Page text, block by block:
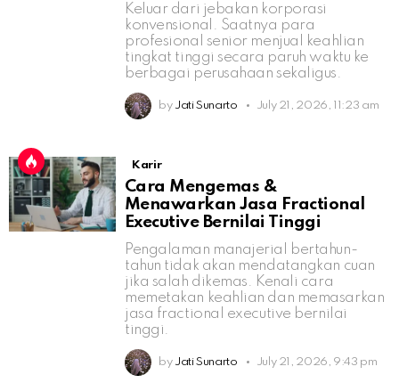
Keluar dari jebakan korporasi
konvensional. Saatnya para
profesional senior menjual keahlian
tingkat tinggi secara paruh waktu ke
berbagai perusahaan sekaligus.
by Jati Sunarto July 21, 2026, 11:23 am
Karir
Cara Mengemas &
Menawarkan Jasa Fractional
Executive Bernilai Tinggi
Pengalaman manajerial bertahun-
tahun tidak akan mendatangkan cuan
jika salah dikemas. Kenali cara
memetakan keahlian dan memasarkan
jasa fractional executive bernilai
tinggi.
by Jati Sunarto July 21, 2026, 9:43 pm